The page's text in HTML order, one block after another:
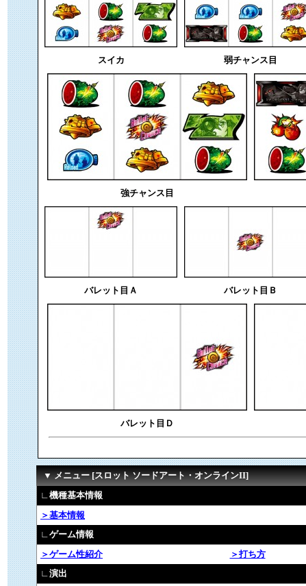
スイカ 弱チャンス目
強チャンス目
バレット目Ａ バレット目Ｂ
バレット目Ｄ
▼ メニュー [スロット ソードアート・オンラインII]
∟機種基本情報
＞基本情報
∟ゲーム情報
＞ゲーム性紹介
＞打ち方
∟演出